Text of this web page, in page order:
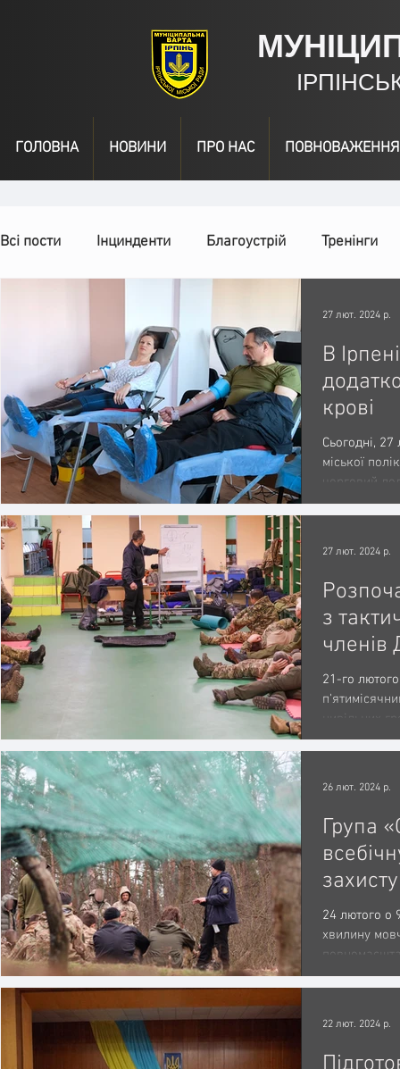
ГОЛОВНА НОВИНИ ПРО НАС ПОВНОВАЖЕННЯ
Всі пости Інцинденти Благоустрій Тренінги
Інформація
Спільні заходи Надзвичайні заходи Події
Медицина Новини ДТП Рятувальники
Адмінпротокол Свята Поліція
Розмінування Добровільна пожежна дружина
Цивільний захист ДФТГ Громадське
В
крові
Сьогодні, 27
міської
черговий
самого
27 лют. 2024 р.
з
членів
21-го
цивільних
спротиву,
27 лют. 2024 р.
Група
24 лютого о
хвилину
полеглих
26 лют. 2024 р.
22 лют. 2024 р.